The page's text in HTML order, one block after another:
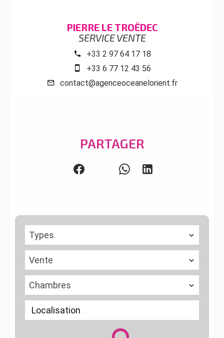
PIERRE LE TROËDEC
SERVICE VENTE
+33 2 97 64 17 18
+33 6 77 12 43 56
contact@agenceoceanelorient.fr
PARTAGER
Types
Vente
Chambres
Localisation